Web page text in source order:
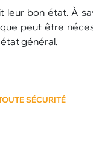
leur bon état. À
peut être
général.
SÉCURITÉ